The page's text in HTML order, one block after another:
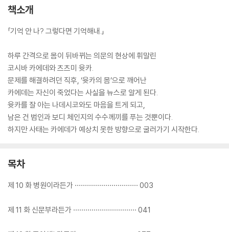
책소개
「기억 안 나? 그렇다면 기억해내.」
하루 간격으로 몸이 뒤바뀌는 의문의 현상에 휘말린
코시바 카에데와 츠츠미 윳카.
문제를 해결하려던 직후, ‘윳카의 몸’으로 깨어난
카에데는 자신이 죽었다는 사실을 뉴스로 알게 된다.
윳카를 잘 아는 나데시코와도 마음을 트게 되고,
남은 건 범인과 보디 체인지의 수수께끼를 푸는 것뿐이다.
하지만 사태는 카에데가 예상치 못한 방향으로 굴러가기 시작한다.
목차
제 10 화 병원이라든가 ······························· 003
제 11 화 신문부라든가 ······························· 041